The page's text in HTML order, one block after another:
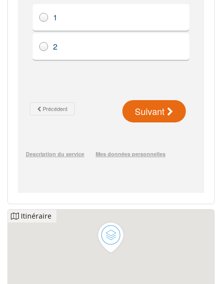
Itinéraire